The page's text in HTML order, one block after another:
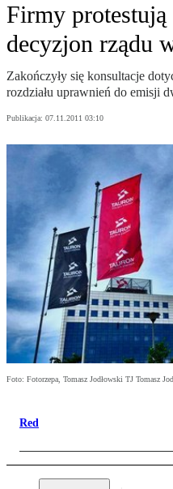
Firmy
decyzjon rządu
Zakończyły się konsultacje
rozdziału uprawnień do emisji
Publikacja: 07.11.2011 03:10
Foto: Fotorzepa, Tomasz Jodłowski TJ Tomasz
Red